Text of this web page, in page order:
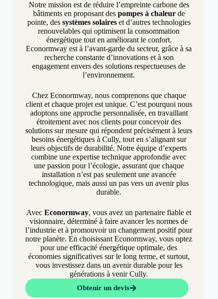
Notre mission est de réduire l’empreinte carbone des
bâtiments en proposant des pompes à chaleurde
pointe, des systèmes solaireset d’autres technologies
renouvelables qui optimisent la consommation
énergétique tout en améliorant le confort.
Econormway est à l’avant-garde du secteur, grâce à sa
recherche constante d’innovations et à son
engagement envers des solutions respectueuses de
l’environnement.
Chez Econormway, nous comprenons que chaque
client et chaque projet est unique. C’est pourquoi nous
adoptons une approche personnalisée, en travaillant
étroitement avec nos clients pour concevoir des
solutions sur mesure qui répondent précisément à leurs
besoins énergétiques à Cully, tout en s’alignant sur
leurs objectifs de durabilité. Notre équipe d’experts
combine une expertise technique approfondie avec
une passion pour l’écologie, assurant que chaque
installation n’est pas seulement une avancée
technologique, mais aussi un pas vers un avenir plus
durable.
AvecEconormway, vous avez un partenaire fiable et
visionnaire, déterminé à faire avancer les normes de
l’industrie et à promouvoir un changement positif pour
notre planète. En choisissant Econormway, vous optez
pour une efficacité énergétique optimale, des
économies significatives sur le long terme, et surtout,
vous investissez dans un avenir durable pour les
générations à venir Cully.
Obtenir un devis